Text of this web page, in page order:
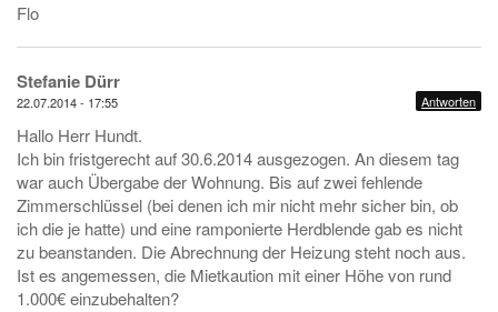
Flo
Stefanie Dürr
22.07.2014 - 17:55 Antworten
Hallo Herr Hundt.
Ich bin fristgerecht auf 30.6.2014 ausgezogen. An diesem tag
war auch Übergabe der Wohnung. Bis auf zwei fehlende
Zimmerschlüssel (bei denen ich mir nicht mehr sicher bin, ob
ich die je hatte) und eine ramponierte Herdblende gab es nicht
zu beanstanden. Die Abrechnung der Heizung steht noch aus.
Ist es angemessen, die Mietkaution mit einer Höhe von rund
1.000€ einzubehalten?